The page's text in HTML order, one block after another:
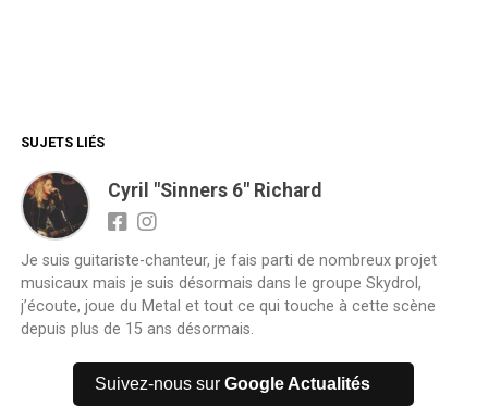
SUJETS LIÉS
Cyril "Sinners 6" Richard
Je suis guitariste-chanteur, je fais parti de nombreux projet
musicaux mais je suis désormais dans le groupe Skydrol,
j’écoute, joue du Metal et tout ce qui touche à cette scène
depuis plus de 15 ans désormais.
Suivez-nous surGoogle Actualités